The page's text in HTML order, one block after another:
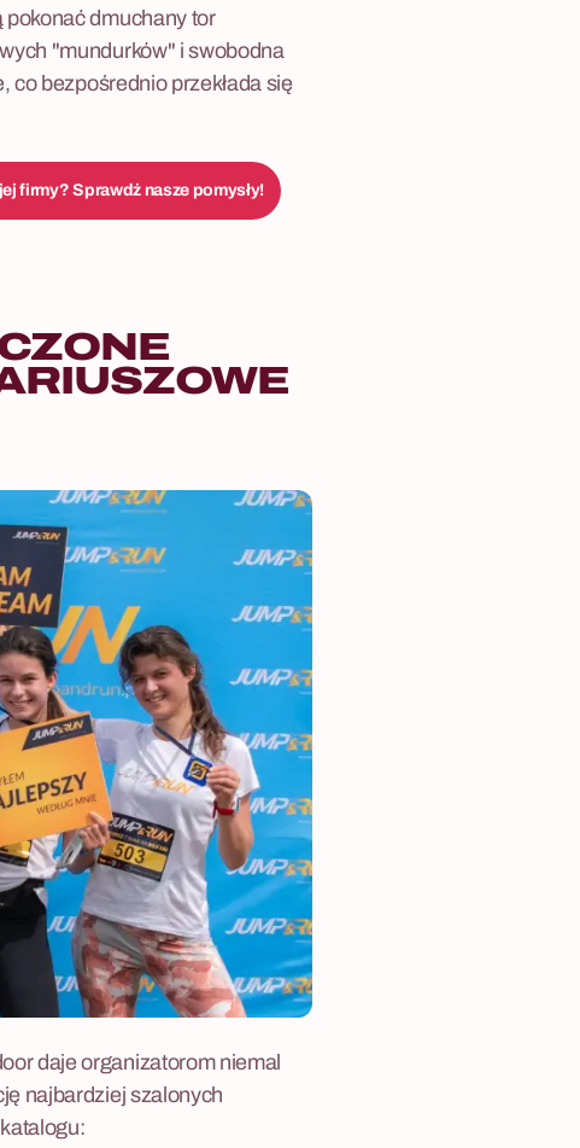
pokonać dmuchany tor
"mundurków" i swobodna
co bezpośrednio przekłada się
firmy? Sprawdź nasze pomysły!
daje organizatorom niemal
najbardziej szalonych